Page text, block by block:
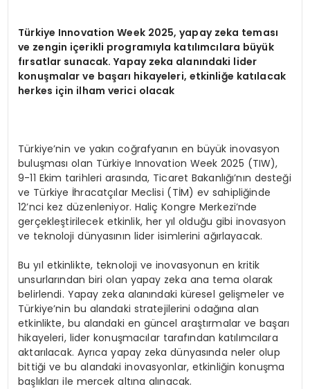
Türkiye Innovation Week 2025, yapay zeka teması
ve zengin içerikli programıyla katılımcılara büyük
fırsatlar sunacak. Yapay zeka alanındaki lider
konuşmalar ve başarı hikayeleri, etkinliğe katılacak
herkes için ilham verici olacak
Türkiye’nin ve yakın coğrafyanın en büyük inovasyon
buluşması olan Türkiye Innovation Week 2025 (TIW),
9-11 Ekim tarihleri arasında, Ticaret Bakanlığı’nın desteği
ve Türkiye İhracatçılar Meclisi (TİM) ev sahipliğinde
12’nci kez düzenleniyor. Haliç Kongre Merkezi’nde
gerçekleştirilecek etkinlik, her yıl olduğu gibi inovasyon
ve teknoloji dünyasının lider isimlerini ağırlayacak.
Bu yıl etkinlikte, teknoloji ve inovasyonun en kritik
unsurlarından biri olan yapay zeka ana tema olarak
belirlendi. Yapay zeka alanındaki küresel gelişmeler ve
Türkiye’nin bu alandaki stratejilerini odağına alan
etkinlikte, bu alandaki en güncel araştırmalar ve başarı
hikayeleri, lider konuşmacılar tarafından katılımcılara
aktarılacak. Ayrıca yapay zeka dünyasında neler olup
bittiği ve bu alandaki inovasyonlar, etkinliğin konuşma
başlıkları ile mercek altına alınacak.